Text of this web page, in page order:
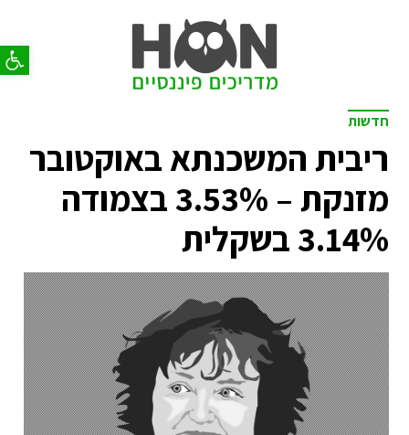
פתח
חדשות
ריבית המשכנתא באוקטובר
מזנקת – 3.53% בצמודה
3.14% בשקלית